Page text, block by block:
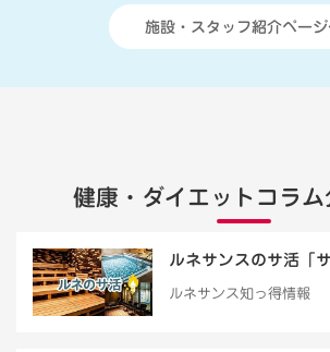
施設・スタッフ紹介ペー
健康・ダイエットコラム
ルネサンスのサ活「
ルネサンス知っ得情報